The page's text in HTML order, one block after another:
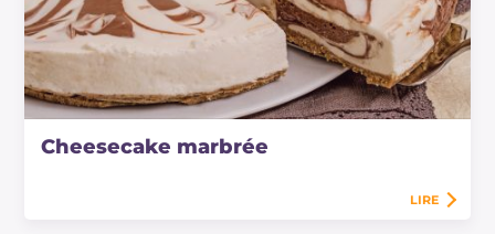
Cheesecake marbrée
LIRE